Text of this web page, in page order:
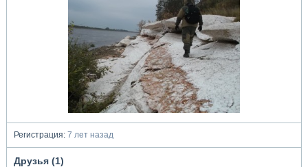
Регистрация:7 лет назад
Друзья (1)